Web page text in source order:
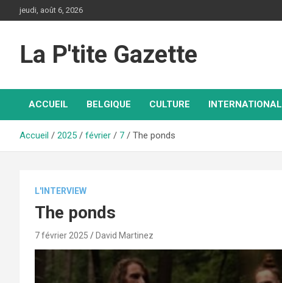
au
jeudi, août 6, 2026
La P'tite Gazette
ACCUEIL BELGIQUE CULTURE INTERNATIONAL
Accueil 2025 février 7 The ponds
L'INTERVIEW
The ponds
7 février 2025 David Martinez